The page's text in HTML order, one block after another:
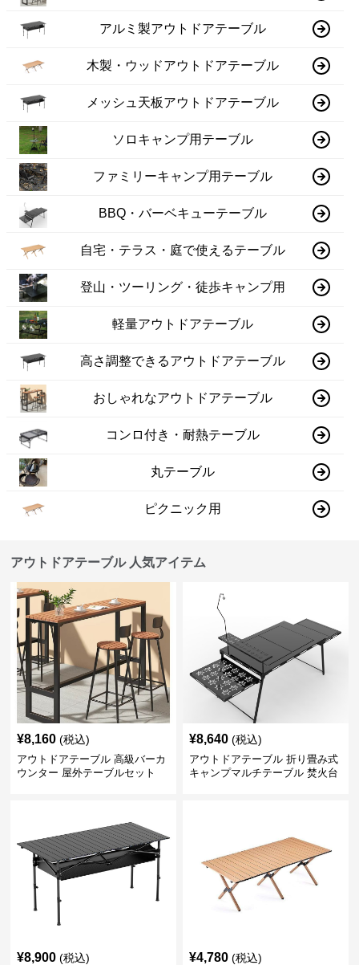
アルミ製アウトドアテーブル
木製・ウッドアウトドアテーブル
メッシュ天板アウトドアテーブル
ソロキャンプ用テーブル
ファミリーキャンプ用テーブル
BBQ・バーベキューテーブル
自宅・テラス・庭で使えるテーブル
登山・ツーリング・徒歩キャンプ用
軽量アウトドアテーブル
高さ調整できるアウトドアテーブル
おしゃれなアウトドアテーブル
コンロ付き・耐熱テーブル
丸テーブル
ピクニック用
アウトドアテーブル 人気アイテム
¥8,160 (税込)
アウトドアテーブル 高級バーカ
ウンター 屋外テーブルセット
¥8,640 (税込)
アウトドアテーブル 折り畳み式
キャンプマルチテーブル 焚火台
¥8,900 (税込) ¥4,780 (税込)